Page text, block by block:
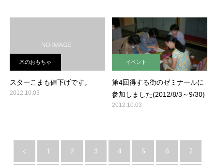
木のおもちゃ
スターこまも値下げです。
2012.10.03
イベント
第4回得する街のゼミナールに
参加しました(2012/8/3～9/30)
2012.10.03
1 2 3 4 5 6 7